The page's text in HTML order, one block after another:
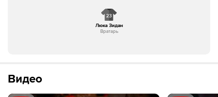
23
Люка Зидан
Вратарь
Видео